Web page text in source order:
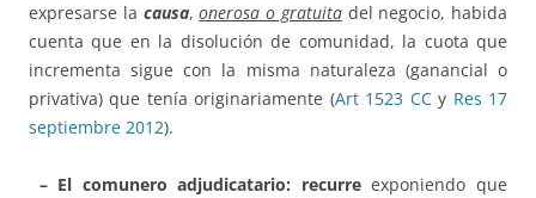
expresarse la causa,onerosa o gratuitadel negocio, habida
cuenta que en la disolución de comunidad, la cuota que
incrementa sigue con la misma naturaleza (ganancial o
privativa) que tenía originariamente (Art 1523 CCy Res 17
septiembre 2012).
– El comunero adjudicatario: recurreexponiendo que